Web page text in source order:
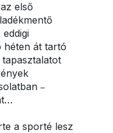
első
héten át tartó
–
a sporté lesz